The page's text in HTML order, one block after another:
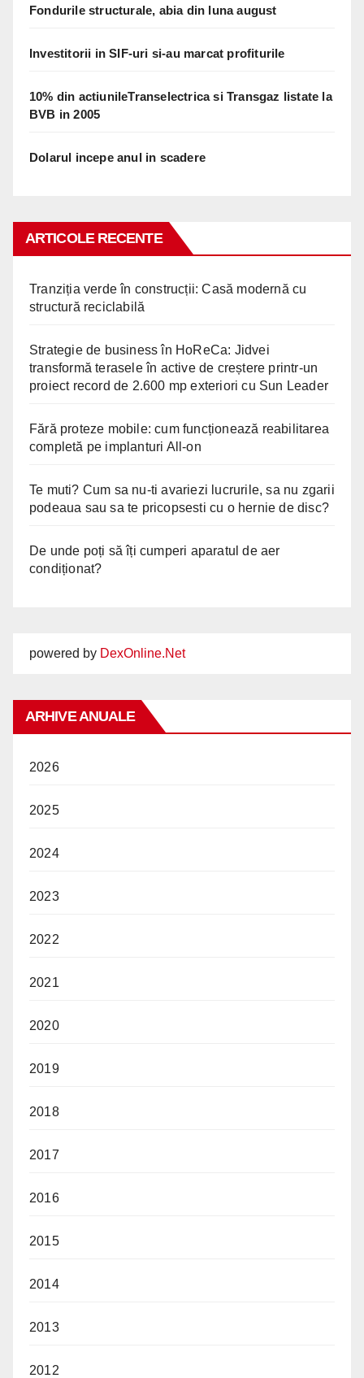
Fondurile structurale, abia din luna august
Investitorii in SIF-uri si-au marcat profiturile
10% din actiunileTranselectrica si Transgaz listate la
BVB in 2005
Dolarul incepe anul in scadere
ARTICOLE RECENTE
Tranziția verde în construcții: Casă modernă cu
structură reciclabilă
Strategie de business în HoReCa: Jidvei
transformă terasele în active de creștere printr-un
proiect record de 2.600 mp exteriori cu Sun Leader
Fără proteze mobile: cum funcționează reabilitarea
completă pe implanturi All-on
Te muti? Cum sa nu-ti avariezi lucrurile, sa nu zgarii
podeaua sau sa te pricopsesti cu o hernie de disc?
De unde poți să îți cumperi aparatul de aer
condiționat?
powered by DexOnline.Net
ARHIVE ANUALE
2026
2025
2024
2023
2022
2021
2020
2019
2018
2017
2016
2015
2014
2013
2012